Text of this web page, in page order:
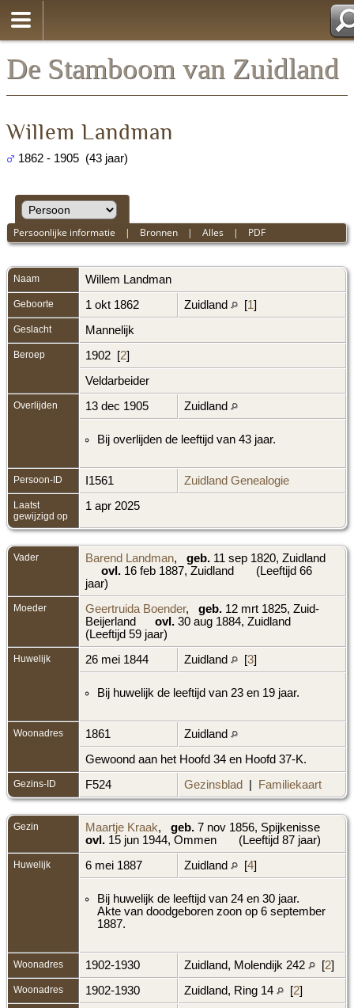
De Stamboom van Zuidland
Willem Landman
1862 - 1905 (43 jaar)
Persoonlijke informatie | Bronnen |Alles | PDF
Naam Willem Landman
Geboorte 1 okt 1862 Zuidland [1 ]
Geslacht Mannelijk
Beroep 1902 [2]
Veldarbeider
Overlijden 13 dec 1905 Zuidland
Bij overlijden de leeftijd van 43 jaar.
Persoon-ID I1561 Zuidland Genealogie
Laatst
gewijzigd op
1 apr 2025
Vader Barend Landman, geb. 11 sep 1820, Zuidland
ovl. 16 feb 1887, Zuidland
(Leeftijd 66
jaar)
Moeder Geertruida Boender, geb. 12 mrt 1825, Zuid-
Beijerland
ovl. 30 aug 1884, Zuidland
(Leeftijd 59 jaar)
Huwelijk 26 mei 1844 Zuidland [3]
Bij huwelijk de leeftijd van 23 en 19 jaar.
Woonadres 1861
Zuidland
Gewoond aan het Hoofd 34 en Hoofd 37-K.
Gezins-ID F524 Gezinsblad Familiekaart
Gezin Maartje Kraak, geb. 7 nov 1856, Spijkenisse
ovl. 15 jun 1944, Ommen (Leeftijd 87 jaar)
Huwelijk 6 mei 1887 Zuidland [4]
Bij huwelijk de leeftijd van 24 en 30 jaar.
Akte van doodgeboren zoon op 6 september
1887.
Woonadres 1902-1930 Zuidland, Molendijk 242 [2]
Woonadres 1902-1930 Zuidland, Ring 14 [2]